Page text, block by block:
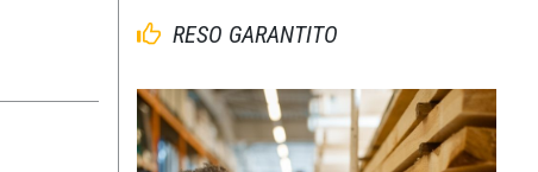
RESO GARANTITO